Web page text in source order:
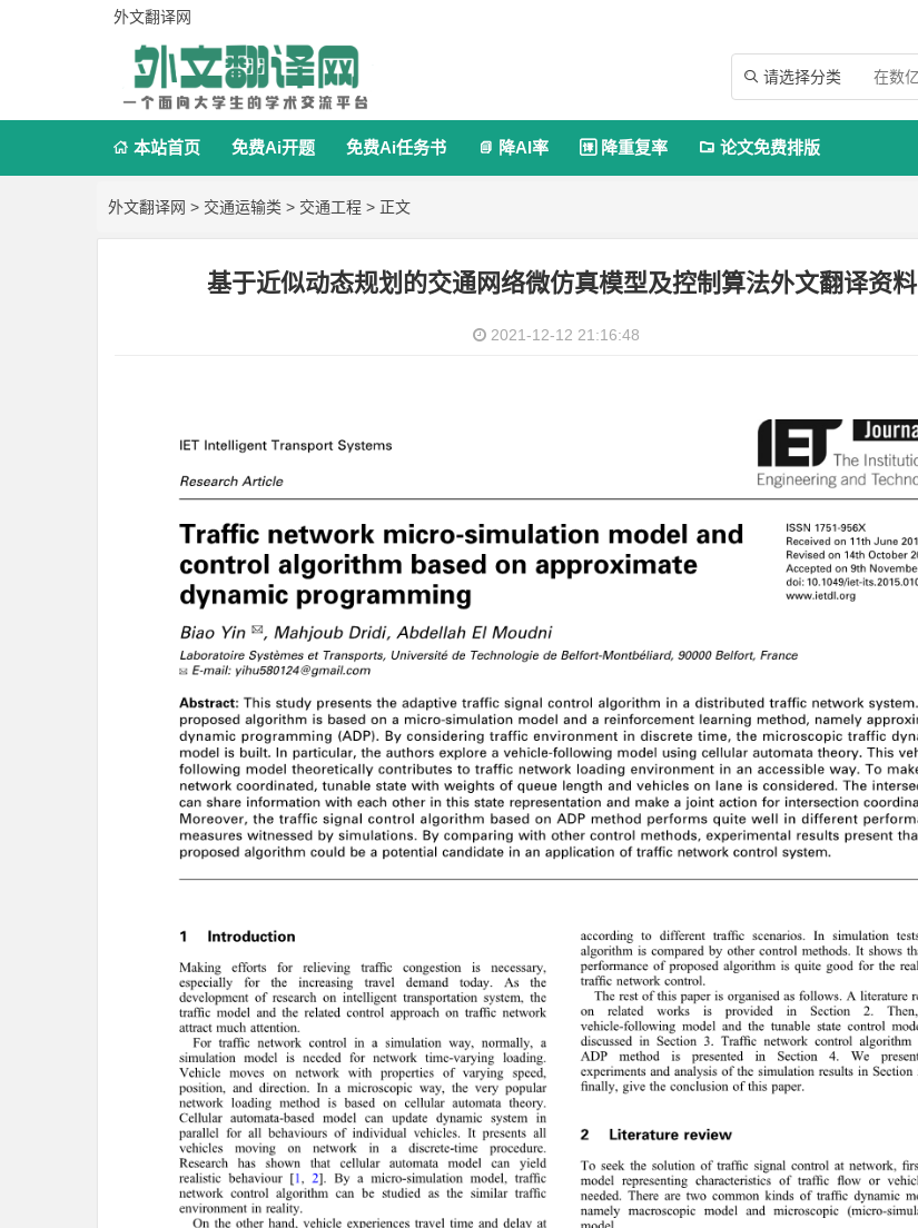
外文翻译网
 请选择分类
 本站首页 免费Ai开题 免费Ai任务书  降AI率  降重复率  论文免费排版
外文翻译网 > 交通运输类 > 交通工程 > 正文
基于近似动态规划的交通网络微仿真模型及控制算法外文翻译资料
2021-12-12 21:16:48